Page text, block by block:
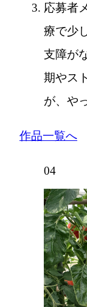
応募者
療で少
支障が
期やス
が、や
作品一覧へ
04